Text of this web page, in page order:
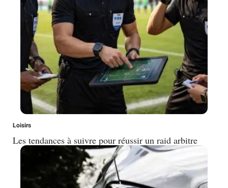
Loisirs
Les tendances à suivre pour réussir un raid arbitre